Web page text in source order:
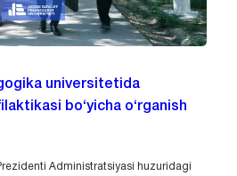
universitetida
bo‘yicha o‘rganish
Administratsiyasi huzuridagi